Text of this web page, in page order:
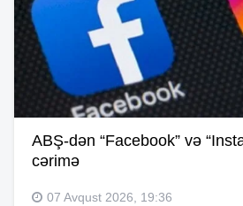
ABŞ-dən “Facebook” və
cərimə
07 Avqust 2026, 19:36